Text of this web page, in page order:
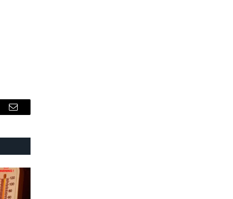
Email